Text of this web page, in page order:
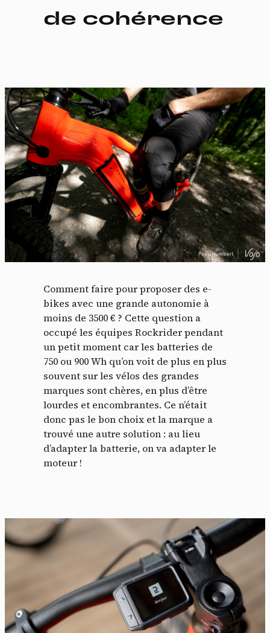
de cohérence
Comment faire pour proposer des e-
bikes avec une grande autonomie à
moins de 3500 € ? Cette question a
occupé les équipes Rockrider pendant
un petit moment car les batteries de
750 ou 900 Wh qu’on voit de plus en plus
souvent sur les vélos des grandes
marques sont chères, en plus d’être
lourdes et encombrantes. Ce n’était
donc pas le bon choix et la marque a
trouvé une autre solution : au lieu
d’adapter la batterie, on va adapter le
moteur !
Panneau de gestion des
cookies
En autorisant ces services tiers, vous acceptez le dépôt et la
lecture de cookies et l'utilisation de technologies de suivi
nécessaires à leur bon fonctionnement.
Politique de confidentialité